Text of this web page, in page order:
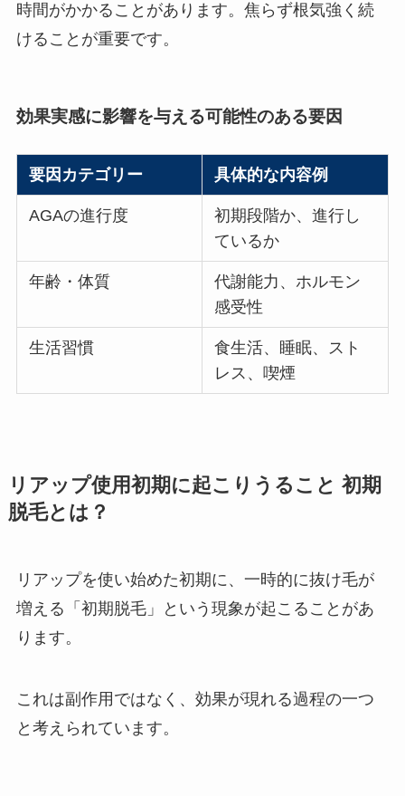
時間がかかることがあります。焦らず根気強く続
けることが重要です。
効果実感に影響を与える可能性のある要因
要因カテゴリー 具体的な内容例
AGAの進行度
初期段階か、進行し
ているか
年齢・体質
代謝能力、ホルモン
感受性
生活習慣
食生活、睡眠、スト
レス、喫煙
リアップ使用初期に起こりうること 初期
脱毛とは？
リアップを使い始めた初期に、一時的に抜け毛が
増える「初期脱毛」という現象が起こることがあ
ります。
これは副作用ではなく、効果が現れる過程の一つ
と考えられています。